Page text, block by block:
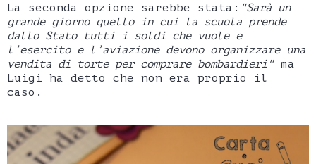
La seconda opzione sarebbe stata: "Sarà un
grande giorno quello in cui la scuola prende
dallo Stato tutti i soldi che vuole e
l’esercito e l’aviazione devono organizzare una
vendita di torte per comprare bombardieri"ma
Luigi ha detto che non era proprio il
caso.